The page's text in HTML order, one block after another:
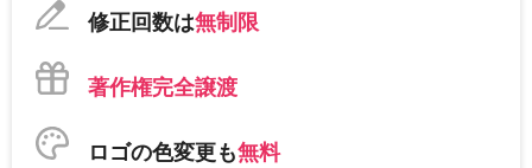
修正回数は無制限
著作権完全譲渡
ロゴの色変更も無料